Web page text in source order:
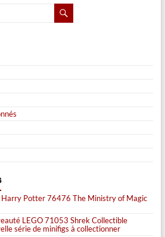
Harry Potter 76476 The Ministry of Magic
LEGO 71053 Shrek Collectible
série de minifigs à collectionner